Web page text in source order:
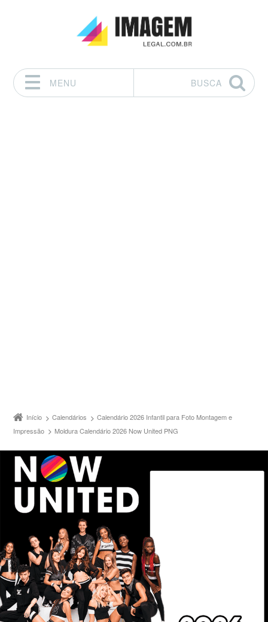
MENU
BUSCA
Início Calendários
Calendário 2026 Infantil para Foto Montagem e
Impressão
Moldura Calendário 2026 Now United PNG